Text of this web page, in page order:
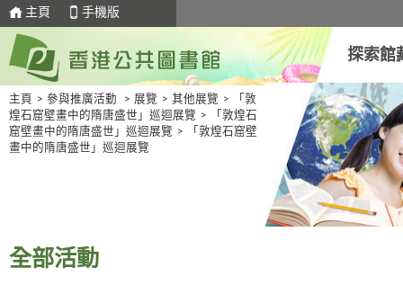
主頁 手機版
探索館
主頁 > 參與推廣活動 > 展覽 > 其他展覽 >
「敦
煌石窟壁畫中的隋唐盛世」巡迴展覽 >
「敦煌石
窟壁畫中的隋唐盛世」巡迴展覽 >
「敦煌石窟壁
畫中的隋唐盛世」巡迴展覽
全部活動